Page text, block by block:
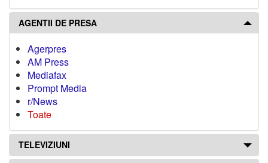
AGENTII DE PRESA
Agerpres
AM Press
Mediafax
Prompt Media
r/News
Toate
TELEVIZIUNI